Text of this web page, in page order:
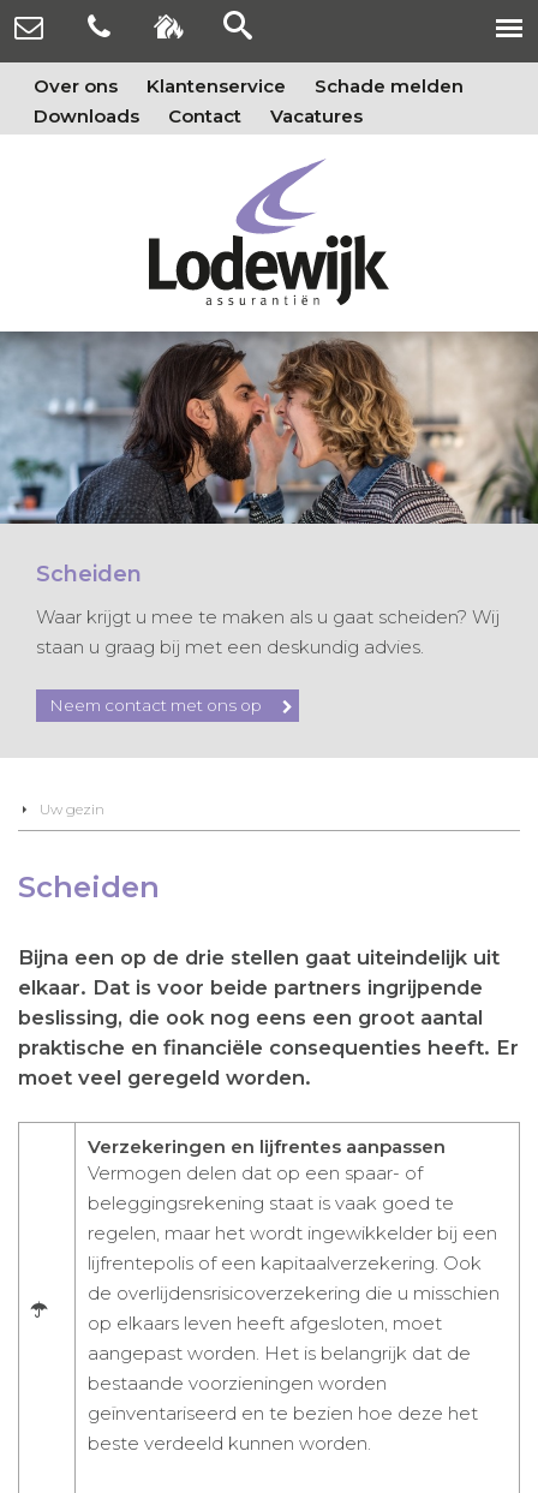
Over ons Klantenservice
Schade melden
Downloads
Contact Vacatures
Scheiden
Waar krijgt u mee te maken als u gaat scheiden? Wij
staan u graag bij met een deskundig advies.
Neem contact met ons op
Uw gezin
Scheiden
Bijna een op de drie stellen gaat uiteindelijk uit
elkaar. Dat is voor beide partners ingrijpende
beslissing, die ook nog eens een groot aantal
praktische en financiële consequenties heeft. Er
moet veel geregeld worden.
Verzekeringen en lijfrentes aanpassen
Vermogen delen dat op een spaar- of
beleggingsrekening staat is vaak goed te
regelen, maar het wordt ingewikkelder bij een
lijfrentepolis of een kapitaalverzekering. Ook
de overlijdensrisicoverzekering die u misschien
op elkaars leven heeft afgesloten, moet
aangepast worden. Het is belangrijk dat de
bestaande voorzieningen worden
geïnventariseerd en te bezien hoe deze het
beste verdeeld kunnen worden.